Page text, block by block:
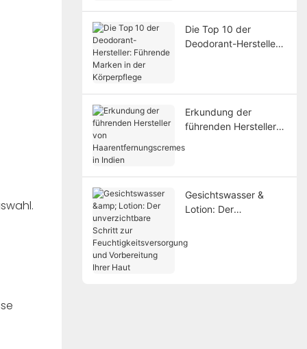
Die Top 10 der
Deodorant-Hersteller:
Erkundung der
führenden Hersteller
Gesichtswasser &
Lotion: Der